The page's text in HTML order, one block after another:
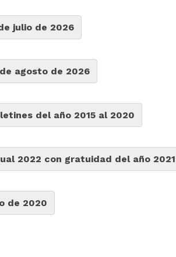
julio de 2026
agosto de 2026
del año 2015 al 2020
2022 con gratuidad del año
de 2020